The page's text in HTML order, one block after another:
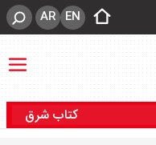
EN
AR
کتاب شرق